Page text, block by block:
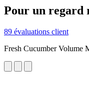
Pour un regard
89 évaluations client
Fresh Cucumber Volume